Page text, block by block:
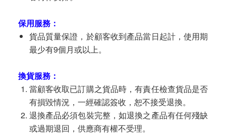
保用服務：
貨品質量保證，於顧客收到產品當日起計，使用期
最少有9個月或以上。
換貨服務：
當顧客收取已訂購之貨品時，有責任檢查貨品是否
有損毀情況，一經確認簽收，恕不接受退換。
退換產品必須包裝完整，如退換之產品有任何殘缺
或過期退回，供應商有權不受理。